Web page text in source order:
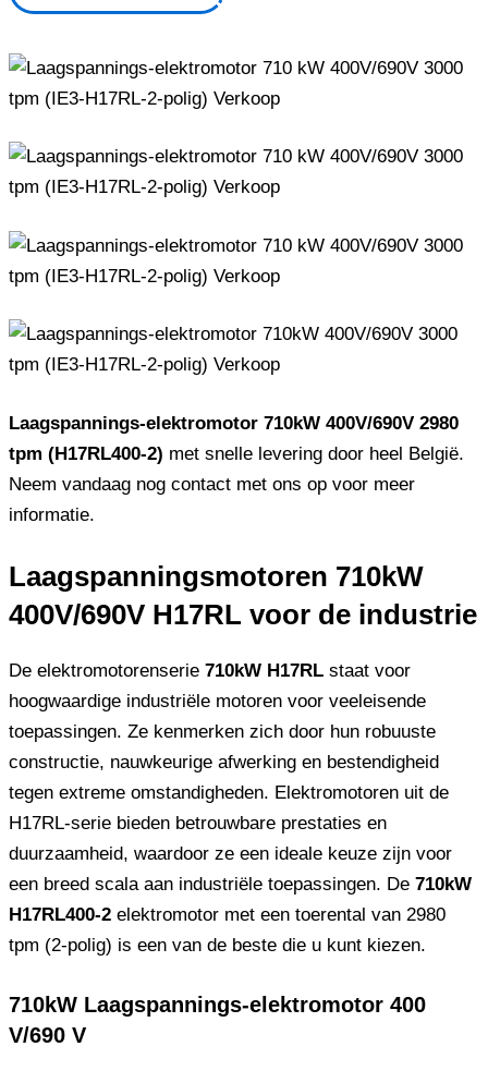
Laagspannings-elektromotor 710kW 400V/690V 2980
tpm (H17RL400-2) met snelle levering door heel België.
Neem vandaag nog contact met ons op voor meer
informatie.
Laagspanningsmotoren 710kW
400V/690V H17RL voor de industrie
De elektromotorenserie 710kW H17RL staat voor
hoogwaardige industriële motoren voor veeleisende
toepassingen. Ze kenmerken zich door hun robuuste
constructie, nauwkeurige afwerking en bestendigheid
tegen extreme omstandigheden. Elektromotoren uit de
H17RL-serie bieden betrouwbare prestaties en
duurzaamheid, waardoor ze een ideale keuze zijn voor
een breed scala aan industriële toepassingen. De 710kW
H17RL400-2 elektromotor met een toerental van 2980
tpm (2-polig) is een van de beste die u kunt kiezen.
710kW Laagspannings-elektromotor 400
V/690 V